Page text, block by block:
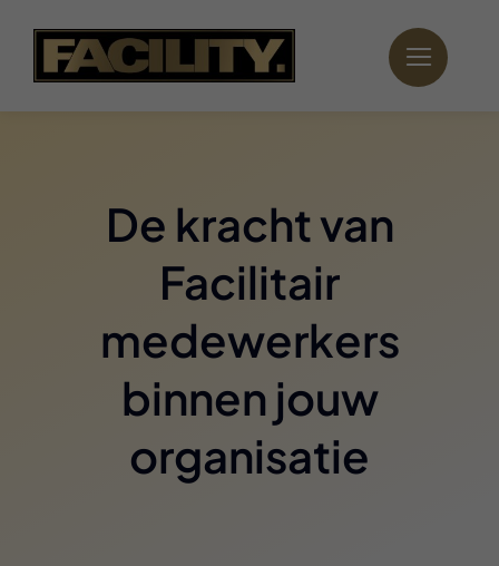
inhoud
De kracht van
Facilitair
medewerkers
binnen jouw
organisatie